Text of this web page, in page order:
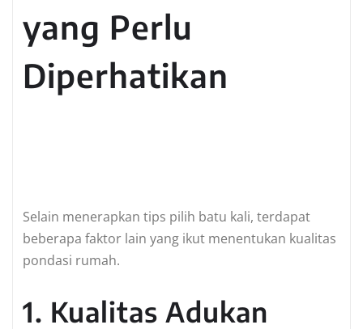
yang Perlu
Diperhatikan
Selain menerapkan tips pilih batu kali, terdapat
beberapa faktor lain yang ikut menentukan kualitas
pondasi rumah.
1. Kualitas Adukan